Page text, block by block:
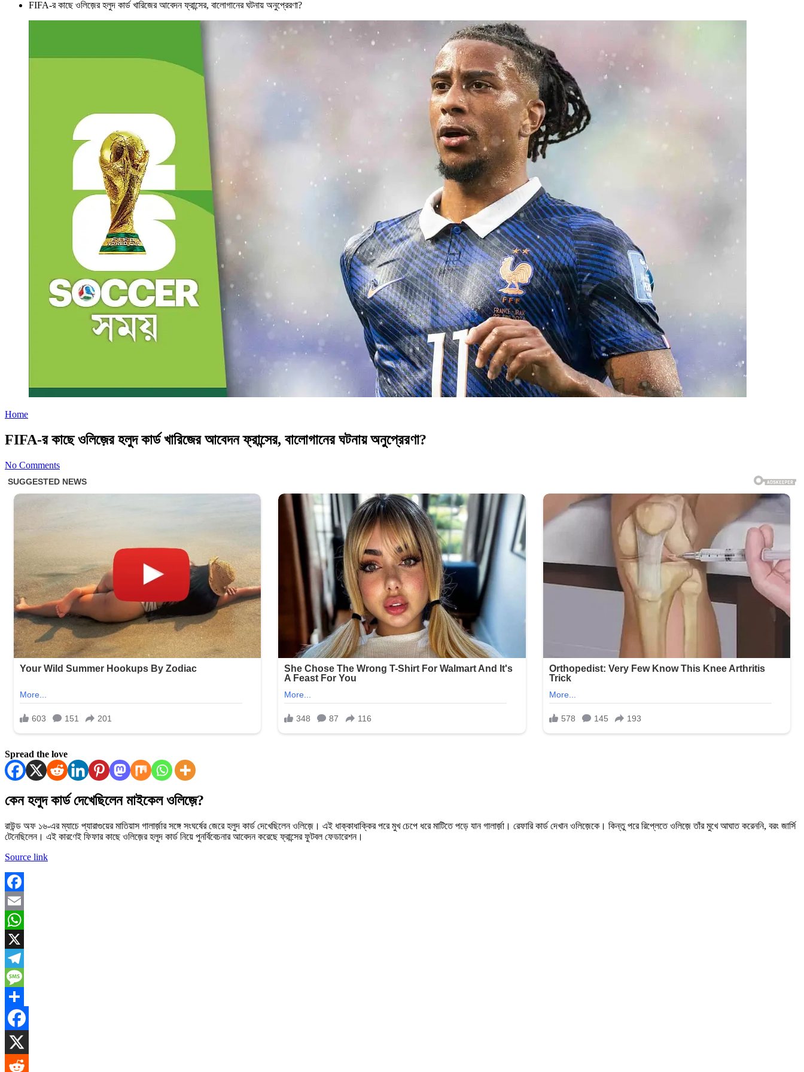
FIFA-র কাছে ওলিজ়ের হলুদ কার্ড খারিজের আবেদন ফ্রান্সের, বালোগানের ঘটনায় অনুপ্রেরণা?
Home
FIFA-র কাছে ওলিজ়ের হলুদ কার্ড খারিজের আবেদন ফ্রান্সের, বালোগানের ঘটনায় অনুপ্রেরণা?
No Comments
Spread the love
কেন হলুদ কার্ড দেখেছিলেন মাইকেল ওলিজ়ে?
রাউন্ড অফ ১৬-এর ম্যাচে প্যারাগুয়ের মাতিয়াস গালার্জ়ার সঙ্গে সংঘর্ষের জেরে হলুদ কার্ড দেখেছিলেন ওলিজ়ে। এই ধাক্কাধাক্কির পরে মুখ চেপে ধরে মাটিতে পড়ে যান গালার্জ়া। রেফারি কার্ড দেখান ওলিজ়েকে। কিন্তু পরে রিপ্লেতে ওলিজ়ে তাঁর মুখে আঘাত করেননি, বরং জার্সি
টেনেছিলেন। এই কারণেই ফিফার কাছে ওলিজ়ের হলুদ কার্ড নিয়ে পুনর্বিবেচনার আবেদন করেছে ফ্রান্সের ফুটবল ফেডারেশন।
Source link
Facebook
Email
WhatsApp
X
Telegram
Message
Share